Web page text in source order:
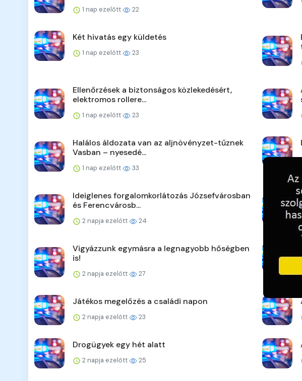
1 nap ezelőtt 22
Két hivatás egy küldetés
1 nap ezelőtt 23
Ellenőrzések a biztonságos közlekedésért,
elektromos rollere...
1 nap ezelőtt 23
Halálos áldozata van az aljnövényzet-tűznek
Vasban – nyesedé...
1 nap ezelőtt 33
Ideiglenes forgalomkorlátozás Józsefvárosban
és Ferencvárosb...
2 napja ezelőtt 24
Vigyázzunk egymásra a legnagyobb hőségben
is!
2 napja ezelőtt 27
Játékos megelőzés a családi napon
2 napja ezelőtt 23
Drogügyek egy hét alatt
2 napja ezelőtt 25